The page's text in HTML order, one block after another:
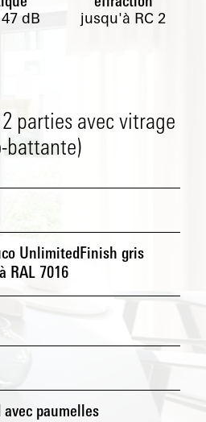
dB jusqu'à RC 2
parties avec vitrage
battante)
UnlimitedFinish gris
RAL 7016
avec paumelles